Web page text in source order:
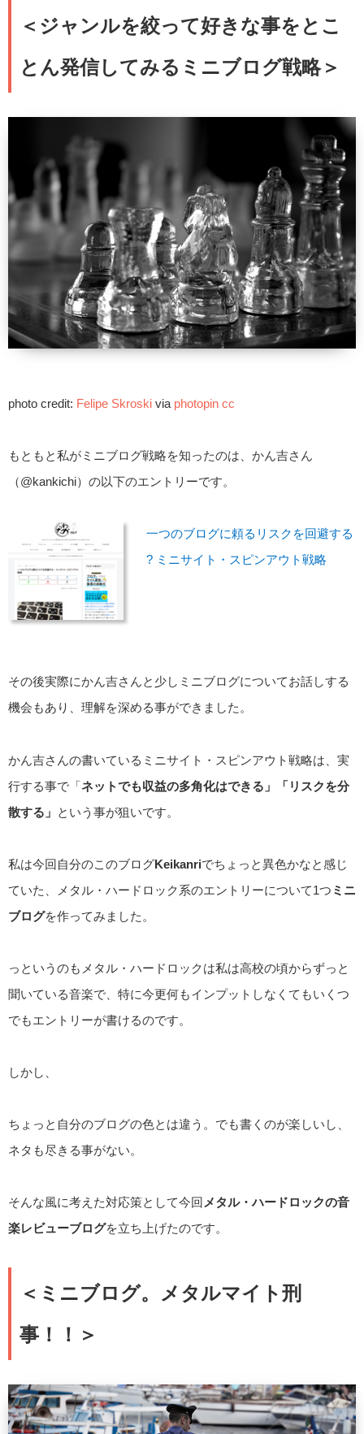
＜ジャンルを絞って好きな事をとこ
とん発信してみるミニブログ戦略＞
photo credit: Felipe Skroski via photopin cc
もともと私がミニブログ戦略を知ったのは、かん吉さん
（@kankichi）の以下のエントリーです。
一つのブログに頼るリスクを回避する
? ミニサイト・スピンアウト戦略
その後実際にかん吉さんと少しミニブログについてお話しする
機会もあり、理解を深める事ができました。
かん吉さんの書いているミニサイト・スピンアウト戦略は、実
行する事で「ネットでも収益の多角化はできる」「リスクを分
散する」 という事が狙いです。
私は今回自分のこのブログKeikanriでちょっと異色かなと感じ
ていた、メタル・ハードロック系のエントリーについて1つ ミニ
ブログを作ってみました。
っというのもメタル・ハードロックは私は高校の頃からずっと
聞いている音楽で、特に今更何もインプットしなくてもいくつ
でもエントリーが書けるのです。
しかし、
ちょっと自分のブログの色とは違う。でも書くのが楽しいし、
ネタも尽きる事がない。
そんな風に考えた対応策として今回 メタル・ハードロックの音
楽レビューブログを立ち上げたのです。
＜ミニブログ。メタルマイト刑
事！！＞